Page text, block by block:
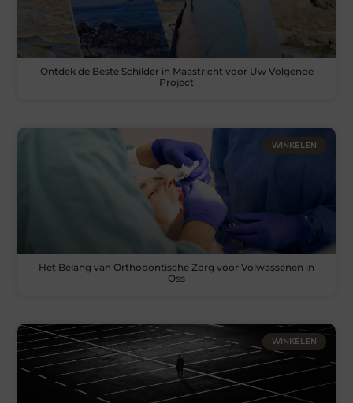
Ontdek de Beste Schilder in Maastricht voor Uw Volgende
Project
WINKELEN
Het Belang van Orthodontische Zorg voor Volwassenen in
Oss
WINKELEN